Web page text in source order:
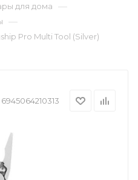
для дома —
—
Pro Multi Tool (Silver)
6945064210313